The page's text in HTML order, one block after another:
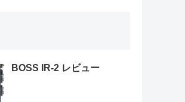
BOSS IR-2 レビュー